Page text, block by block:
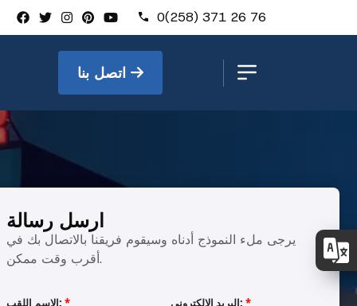
0(258) 371 26 76
ارسل رسالة
يرجى ملء النموذج أدناه وسيقوم فريقنا بالاتصال بك في
أقرب وقت ممكن.
الاسم اللقب: * البريد الإلكتروني: *